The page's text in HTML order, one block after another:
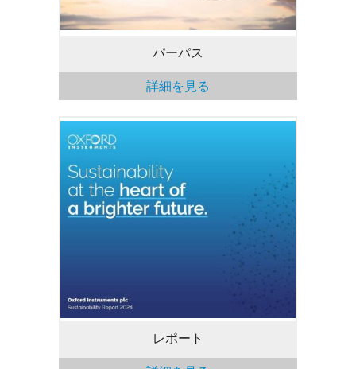
パーパス
詳細を見る
最新のサステナビリティ
レポート